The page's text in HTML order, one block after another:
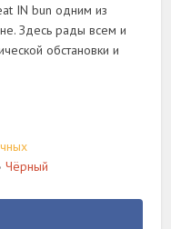
IN bun одним из
Здесь рады всем и
обстановки и
Чёрный